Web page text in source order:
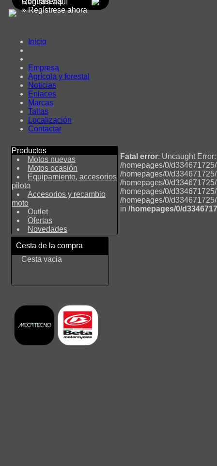
» Regístrese ahora
Registro aquí
Inicio
Empresa
Agrícola y forestal
Noticias
Enlaces
Marcas
Tallas
Localización
Contactar
Productos
Motos nuevas
Motos ocasión
Equipamiento, accesorios
piloto
Accesorios y recambio
moto
Outlet
Ofertas
Novedades
Cesta de la compra
Cesta vacia
Fatal error: Uncaught
/homepages/0/
/homepages/0/
/homepages/0/
/homepages/0/
/homepages/0/
in /homepages/0/